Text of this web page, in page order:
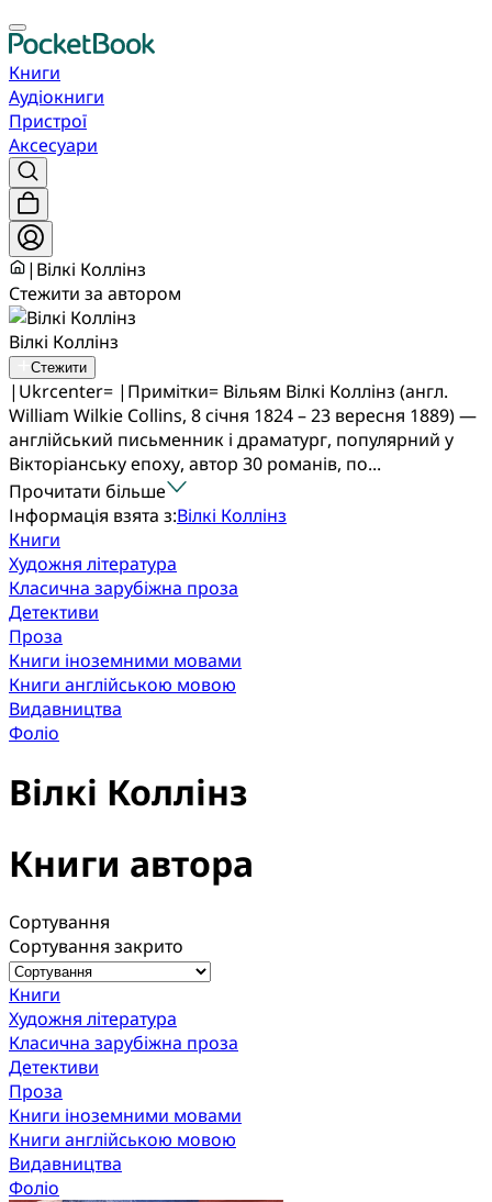
Книги
Аудіокниги
Пристрої
Аксесуари
| Вілкі Коллінз
Стежити за автором
Вілкі Коллінз
Стежити
|Ukrcenter= |Примітки= Вільям Вілкі Коллінз (англ.
William Wilkie Collins, 8 січня 1824 – 23 вересня 1889) —
англійський письменник і драматург, популярний у
Вікторіанську епоху, автор 30 романів, по...
Прочитати більше
Інформація взята з:Вілкі Коллінз
Книги
Художня література
Класична зарубіжна проза
Детективи
Проза
Книги іноземними мовами
Книги англійською мовою
Видавництва
Фоліо
Вілкі Коллінз
Книги автора
Сортування
Сортування закрито
Книги
Художня література
Класична зарубіжна проза
Детективи
Проза
Книги іноземними мовами
Книги англійською мовою
Видавництва
Фоліо